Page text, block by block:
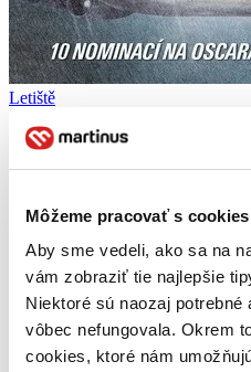
Môžeme pracovať s
Aby sme vedeli, ako sa na
vám zobraziť tie najlepšie
Niektoré sú naozaj
vôbec nefungovala. Okrem
cookies, ktoré nám
Letiště
1970
Burt Lancaster
Jean Seberg
George Kennedy
ďalší
Burt Lancaster a Dean Martin
katastrofického filmu producenta
Hayes dostala svého druhého